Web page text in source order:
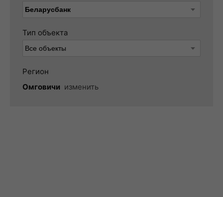
Тип объекта
Регион
Омговичи изменить